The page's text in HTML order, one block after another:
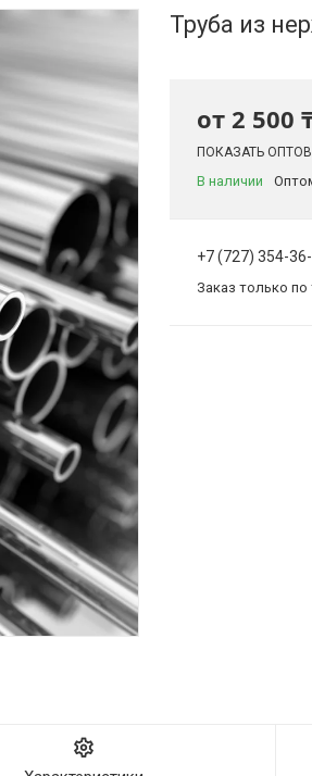
Труба из
от 2 500
ПОКАЗАТЬ
В наличии
+7 (727) 354-
Заказ только по